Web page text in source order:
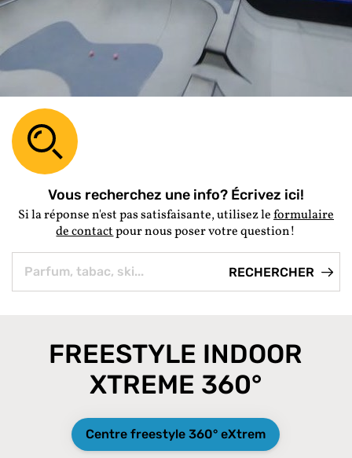
Vous recherchez une info? Écrivez ici!
Si la réponse n'est pas satisfaisante, utilisez leformulaire
de contactpour nous poser votre question!
FREESTYLE INDOOR
XTREME 360°
Centre freestyle 360° eXtrem